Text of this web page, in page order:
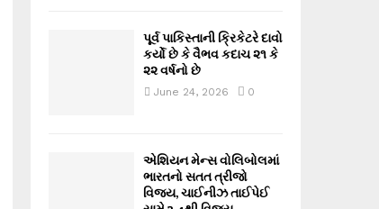
પૂર્વ પાકિસ્તાની ક્રિકેટરે દાવો
કર્યો છે કે વૈભવ કદાચ ૨૧ કે
૨૨ વર્ષનો છે
June 24, 2026 0
એશિયન મેન્સ વોલિબોલમાં
ભારતનો સતત ત્રીજો
વિજય, ચાઈનીઝ તાઈપેઈ